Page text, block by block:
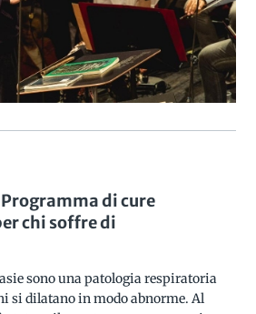
di cure
chi soffre di
sono una patologia respiratoria
si dilatano in modo abnorme. Al